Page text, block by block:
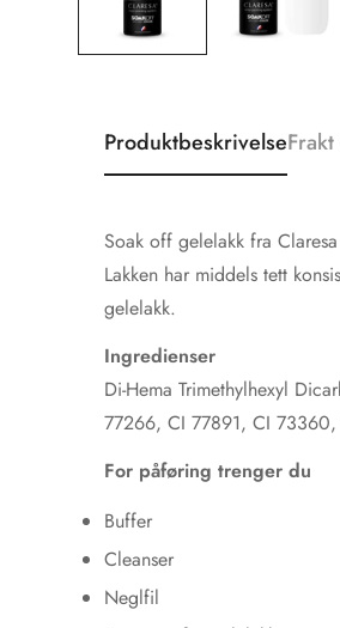
Produktbeskrivelse
Soak off gelelakk fra
Lakken har middels tett
gelelakk.
Ingredienser
Di-Hema Trimethylhexyl
77266, CI 77891, CI
For påføring trenger du
Buffer
Cleanser
Neglfil